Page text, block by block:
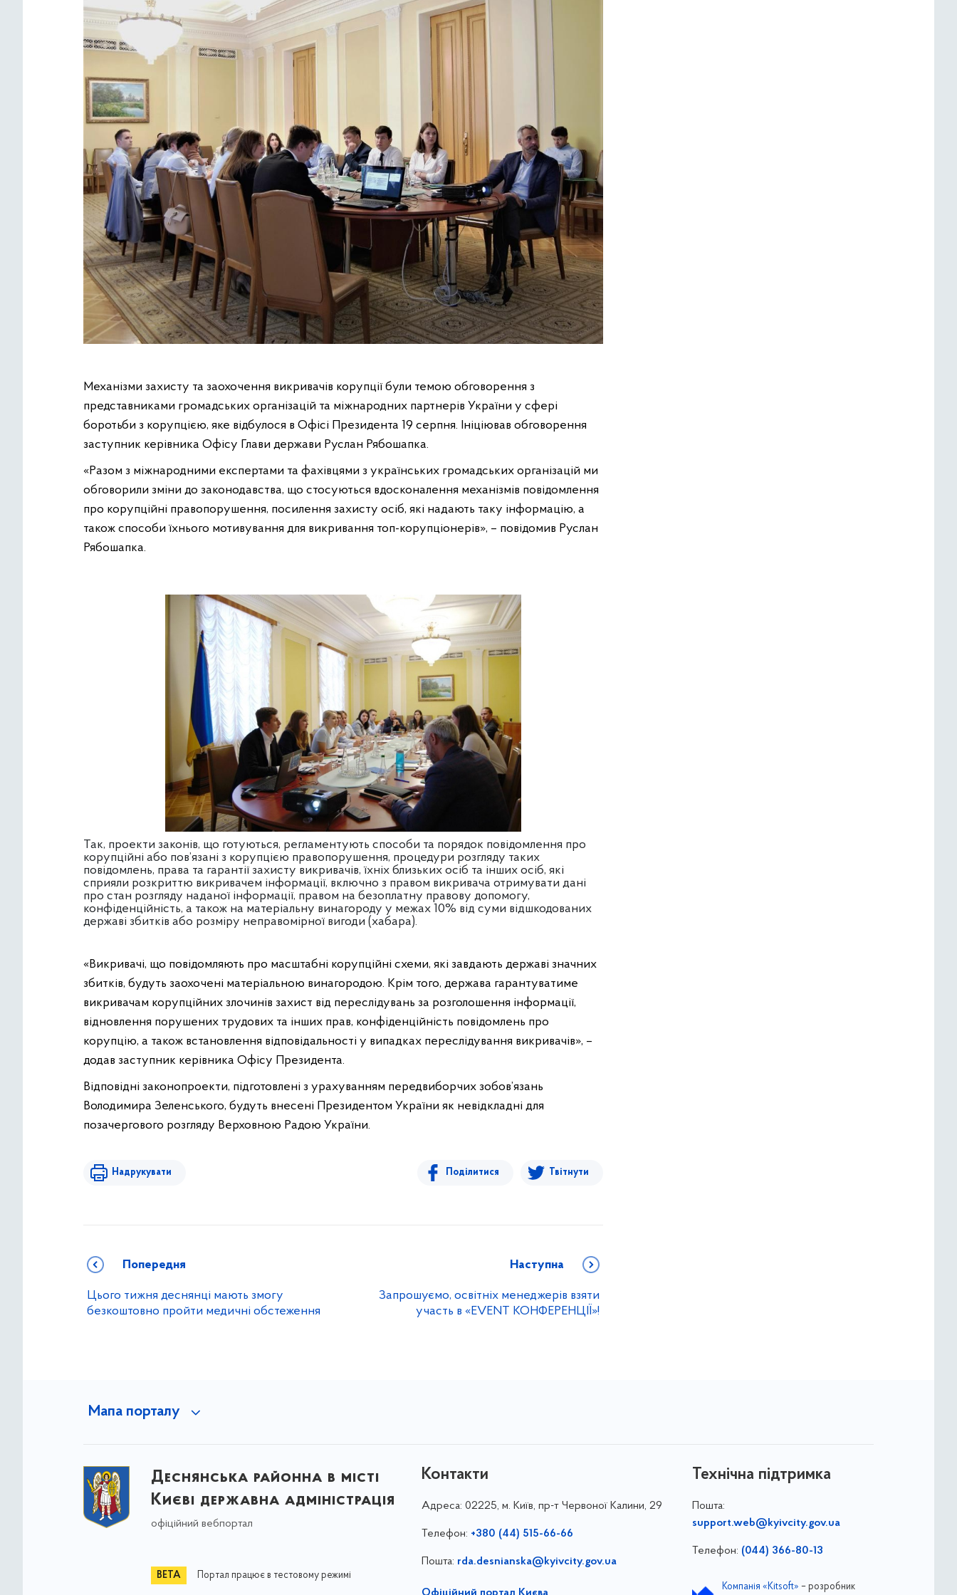
Механізми захисту та заохочення викривачів корупції були темою обговорення з
представниками громадських організацій та міжнародних партнерів України у сфері
боротьби з корупцією, яке відбулося в Офісі Президента 19 серпня. Ініціював обговорення
заступник керівника Офісу Глави держави Руслан Рябошапка.
«Разом з міжнародними експертами та фахівцями з українських громадських організацій ми
обговорили зміни до законодавства, що стосуються вдосконалення механізмів повідомлення
про корупційні правопорушення, посилення захисту осіб, які надають таку інформацію, а
також способи їхнього мотивування для викривання топ-корупціонерів», – повідомив Руслан
Рябошапка.
Так, проекти законів, що готуються, регламентують способи та порядок повідомлення про
корупційні або пов’язані з корупцією правопорушення, процедури розгляду таких
повідомлень, права та гарантії захисту викривачів, їхніх близьких осіб та інших осіб, які
сприяли розкриттю викривачем інформації, включно з правом викривача отримувати дані
про стан розгляду наданої інформації, правом на безоплатну правову допомогу,
конфіденційність, а також на матеріальну винагороду у межах 10% від суми відшкодованих
державі збитків або розміру неправомірної вигоди (хабара).
«Викривачі, що повідомляють про масштабні корупційні схеми, які завдають державі значних
збитків, будуть заохочені матеріальною винагородою. Крім того, держава гарантуватиме
викривачам корупційних злочинів захист від переслідувань за розголошення інформації,
відновлення порушених трудових та інших прав, конфіденційність повідомлень про
корупцію, а також встановлення відповідальності у випадках переслідування викривачів», –
додав заступник керівника Офісу Президента.
Відповідні законопроекти, підготовлені з урахуванням передвиборчих зобов’язань
Володимира Зеленського, будуть внесені Президентом України як невідкладні для
позачергового розгляду Верховною Радою України.
Надрукувати Поділитися Твітнути
Попередня
Цього тижня деснянці мають змогу
безкоштовно пройти медичні обстеження
Наступна
Запрошуємо, освітніх менеджерів взяти
участь в «EVENT КОНФЕРЕНЦІЇ»!
Мапа порталу
Деснянська районна в місті
Києві державна адміністрація
офіційний вебпортал
Портал працює в тестовому режимі
Контакти
Адреса: 02225, м. Київ, пр-т Червоної Калини, 29
Телефон: +380 (44) 515-66-66
Пошта: rda.desnianska@kyivcity.gov.ua
Технічна підтримка
Пошта:
support.web@kyivcity.gov.ua
Телефон: (044) 366-80-13
Компанія «Kitsoft» – розробник